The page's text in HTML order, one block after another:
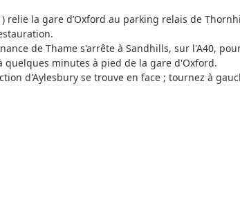
relie la gare d’Oxford au parking relais de
de Thame s'arrête à Sandhills, sur l'A40,
quelques minutes à pied de la gare d'Oxford.
d'Aylesbury se trouve en face ; tournez à